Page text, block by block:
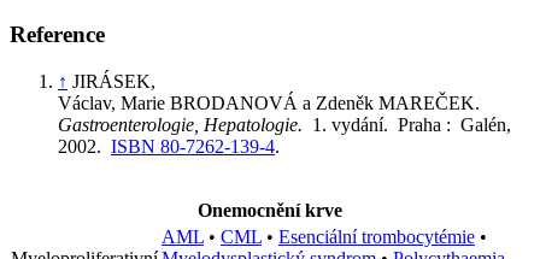
Reference
↑ JIRÁSEK,
Václav, Marie BRODANOVÁ a Zdeněk MAREČEK.
Gastroenterologie, Hepatologie. 1. vydání. Praha : Galén,
2002. ISBN 80-7262-139-4.
Onemocnění krve
AML • CML • Esenciální trombocytémie •